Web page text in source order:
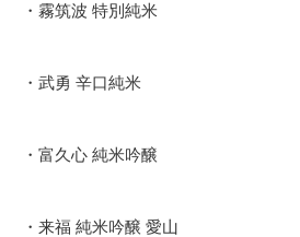
・霧筑波 特別純米
・武勇 辛口純米
・富久心 純米吟醸
・来福 純米吟醸 愛山